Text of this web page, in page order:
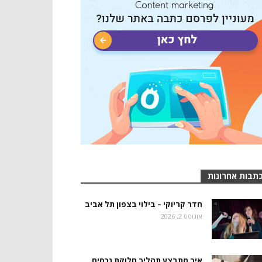
אחרונות
חדר קריוקי – בילוי בצפון תל אביב
אוגוסט 2, 2026